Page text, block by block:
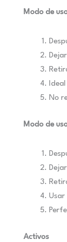
Modo de
No
Modo de
Usar
Activos